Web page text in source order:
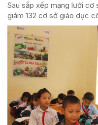
Sau sắp xếp mạng lưới cơ
giảm 132 cơ sở giáo dục